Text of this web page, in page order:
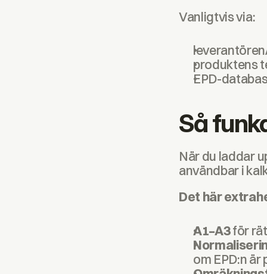
Vanligtvis via:
produktens
EPD-
Så
När du laddar
användbar i
Det här
A1–A3 för
om EPD:n är